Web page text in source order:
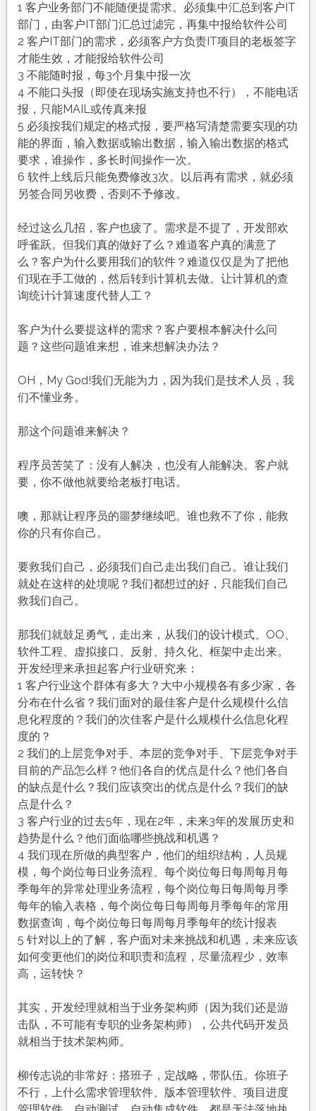
1 客户业务部门不能随便提需求。必须集中汇总到客户IT
部门，由客户IT部门汇总过滤完，再集中报给软件公司
2 客户IT部门的需求，必须客户方负责IT项目的老板签字
才能生效，才能报给软件公司
3 不能随时报，每3个月集中报一次
4 不能口头报（即使在现场实施支持也不行），不能电话
报，只能MAIL或传真来报
5 必须按我们规定的格式报，要严格写清楚需要实现的功
能的界面，输入数据或输出数据，输入输出数据的格式
要求，谁操作，多长时间操作一次。
6 软件上线后只能免费修改3次。以后再有需求，就必须
另签合同另收费，否则不予修改。
经过这么几招，客户也疲了。需求是不提了，开发部欢
呼雀跃。但我们真的做好了么？难道客户真的满意了
么？客户为什么要用我们的软件？难道仅仅是为了把他
们现在手工做的，然后转到计算机去做。让计算机的查
询统计计算速度代替人工？
客户为什么要提这样的需求？客户要根本解决什么问
题？这些问题谁来想，谁来想解决办法？
OH，My God!我们无能为力，因为我们是技术人员，我
们不懂业务。
那这个问题谁来解决？
程序员苦笑了：没有人解决，也没有人能解决。客户就
要，你不做他就要给老板打电话。
噢，那就让程序员的噩梦继续吧。谁也救不了你，能救
你的只有你自己。
要救我们自己，必须我们自己走出我们自己。谁让我们
就处在这样的处境呢？我们都想过的好，只能我们自己
救我们自己。
那我们就鼓足勇气，走出来，从我们的设计模式、OO、
软件工程、虚拟接口、反射、持久化、框架中走出来。
开发经理来承担起客户行业研究来：
1 客户行业这个群体有多大？大中小规模各有多少家，各
分布在什么省？我们面对的最佳客户是什么规模什么信
息化程度的？我们的次佳客户是什么规模什么信息化程
度的？
2 我们的上层竞争对手、本层的竞争对手、下层竞争对手
目前的产品怎么样？他们各自的优点是什么？他们各自
的缺点是什么？我们应该突出的优点是什么？我们的缺
点是什么？
3 客户行业的过去5年，现在2年，未来3年的发展历史和
趋势是什么？他们面临哪些挑战和机遇？
4 我们现在所做的典型客户，他们的组织结构，人员规
模，每个岗位每日业务流程、每个岗位每日每周每月每
季每年的异常处理业务流程，每个岗位每日每周每月季
每年的输入表格，每个岗位每日每周每月季每年的常用
数据查询，每个岗位每日每周每月季每年的统计报表
5 针对以上的了解，客户面对未来挑战和机遇，未来应该
如何变更他们的岗位和职责和流程，尽量流程少，效率
高，运转快？
其实，开发经理就相当于业务架构师（因为我们还是游
击队，不可能有专职的业务架构师），公共代码开发员
就相当于技术架构师。
柳传志说的非常好：搭班子，定战略，带队伍。你班子
不行，上什么需求管理软件、版本管理软件、项目进度